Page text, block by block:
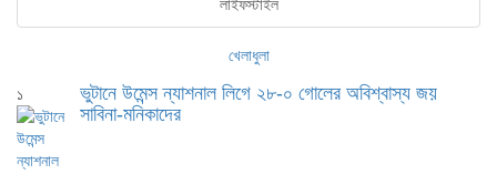
লাইফস্টাইল
খেলাধুলা
১
ভুটানে উমেন্স ন্যাশনাল লিগে ২৮-০ গোলের অবিশ্বাস্য জয়
সাবিনা-মনিকাদের